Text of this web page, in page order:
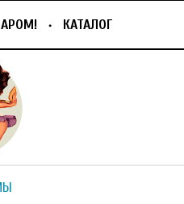
КАТАЛОГ